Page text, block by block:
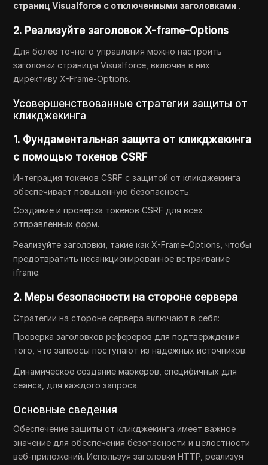
страниц Visualforce с отключенными заголовками .
2. Реализуйте заголовокX-frame-Options
Для более точного управления можно настроить
заголовки страницы Visualforce, включив в них
директиву X-Frame-Options.
Усовершенствованные стратегии защиты от
кликджекинга
1. Фундаментальная защита от кликджекинга
с помощью токенов CSRF
Интеграция токенов CSRF с защитой от кликджекинга
обеспечивает повышенную безопасность:
Создание и проверка токенов CSRF для всех
отправленных форм.
Реализуйте заголовки, такие как X-Frame-Options, чтобы
предотвратить несанкционированное встраивание
iframe.
2. Меры безопасности на стороне сервера
Стратегии на стороне сервера включают в себя:
Проверка заголовков рефереров для подтверждения
того, что запросы поступают из надежных источников.
Динамическое создание маркеров, специфичных для
сеанса, для каждого запроса.
Основные сведения
Обеспечение защиты от кликджекинга имеет важное
значение для обеспечения безопасности и целостности
веб-приложений. Используя заголовки HTTP, реализуя